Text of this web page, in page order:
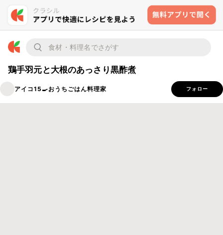
鶏手羽元と大根のあっさり黒酢煮
アイコ15🍳おうちごはん料理家 フォロー